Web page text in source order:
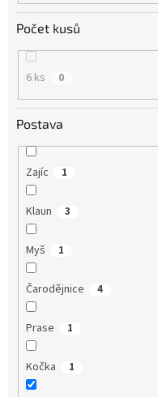
Počet kusů
6 ks 0
Postava
Zajíc 1
Klaun 3
Myš 1
Čarodějnice 4
Prase 1
Kočka 1